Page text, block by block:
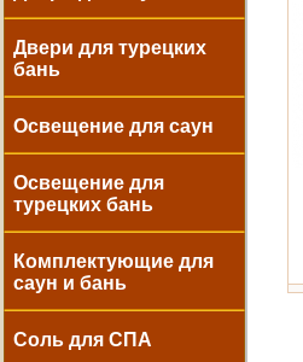
Двери для турецких
бань
Освещение для саун
Освещение для
турецких бань
Комплектующие для
саун и бань
Соль для СПА